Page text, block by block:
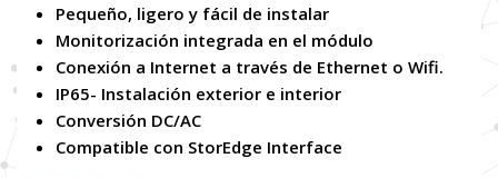
Pequeño, ligero y fácil de instalar
Monitorización integrada en el módulo
Conexión a Internet a través de Ethernet o Wifi.
IP65- Instalación exterior e interior
Conversión DC/AC
Compatible con StorEdge Interface